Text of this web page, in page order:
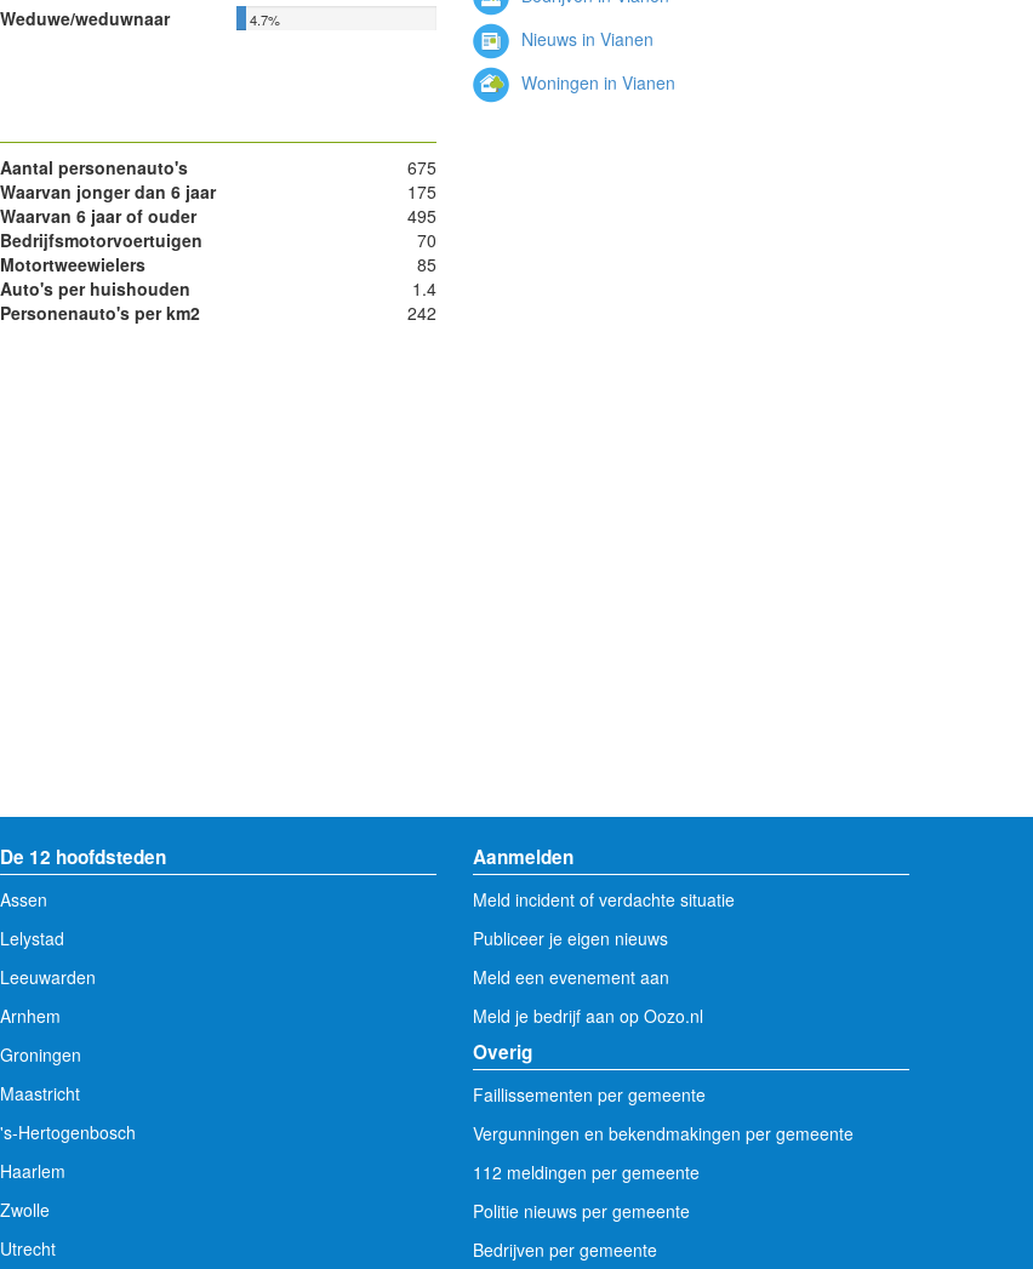
Weduwe/weduwnaar 4.7%
Aantal personenauto's
675
Waarvan jonger dan 6 jaar
175
Waarvan 6 jaar of ouder
495
Bedrijfsmotorvoertuigen
70
Motortweewielers
85
Auto's per huishouden
1.4
Personenauto's per km2
242
Nieuws in Vianen
Woningen in Vianen
De 12 hoofdsteden
Assen
Lelystad
Leeuwarden
Arnhem
Groningen
Maastricht
's-Hertogenbosch
Haarlem
Zwolle
Utrecht
Aanmelden
Meld incident of verdachte situatie
Publiceer je eigen nieuws
Meld een evenement aan
Meld je bedrijf aan op Oozo.nl
Overig
Faillissementen per gemeente
Vergunningen en bekendmakingen per gemeente
112 meldingen per gemeente
Politie nieuws per gemeente
Bedrijven per gemeente